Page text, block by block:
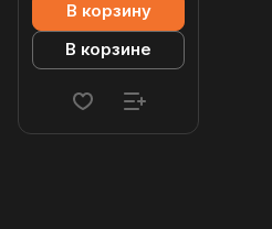
В корзину
В корзине